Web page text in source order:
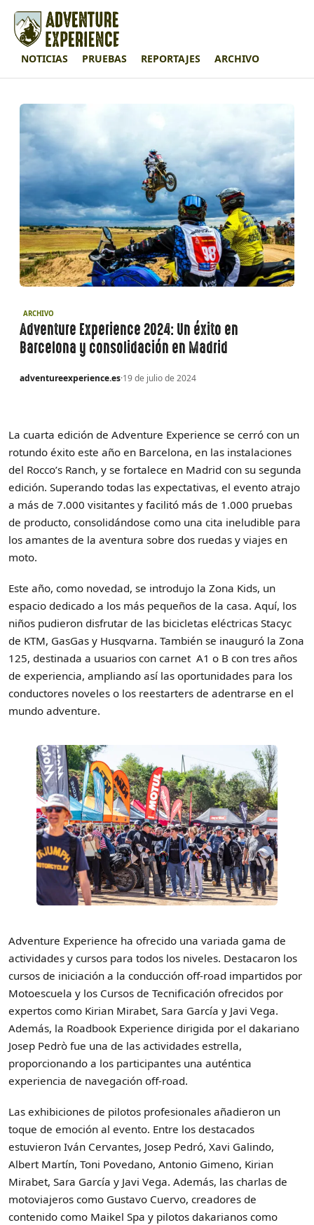
NOTICIAS PRUEBAS REPORTAJES ARCHIVO
ARCHIVO
Adventure Experience 2024: Un éxito en
Barcelona y consolidación en Madrid
adventureexperience.es·19 de julio de 2024
La cuarta edición de Adventure Experience se cerró con un
rotundo éxito este año en Barcelona, en las instalaciones
del Rocco’s Ranch, y se fortalece en Madrid con su segunda
edición. Superando todas las expectativas, el evento atrajo
a más de 7.000 visitantes y facilitó más de 1.000 pruebas
de producto, consolidándose como una cita ineludible para
los amantes de la aventura sobre dos ruedas y viajes en
moto.
Este año, como novedad, se introdujo la Zona Kids, un
espacio dedicado a los más pequeños de la casa. Aquí, los
niños pudieron disfrutar de las bicicletas eléctricas Stacyc
de KTM, GasGas y Husqvarna. También se inauguró la Zona
125, destinada a usuarios con carnet A1 o B con tres años
de experiencia, ampliando así las oportunidades para los
conductores noveles o los reestarters de adentrarse en el
mundo adventure.
Adventure Experience ha ofrecido una variada gama de
actividades y cursos para todos los niveles. Destacaron los
cursos de iniciación a la conducción off-road impartidos por
Motoescuela y los Cursos de Tecnificación ofrecidos por
expertos como Kirian Mirabet, Sara García y Javi Vega.
Además, la Roadbook Experience dirigida por el dakariano
Josep Pedrò fue una de las actividades estrella,
proporcionando a los participantes una auténtica
experiencia de navegación off-road.
Las exhibiciones de pilotos profesionales añadieron un
toque de emoción al evento. Entre los destacados
estuvieron Iván Cervantes, Josep Pedró, Xavi Galindo,
Albert Martín, Toni Povedano, Antonio Gimeno, Kirian
Mirabet, Sara García y Javi Vega. Además, las charlas de
motoviajeros como Gustavo Cuervo, creadores de
contenido como Maikel Spa y pilotos dakarianos como